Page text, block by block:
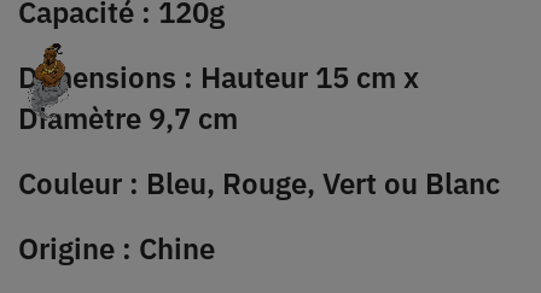
Capacité : 120g
Dimensions : Hauteur 15 cm x
Diamètre 9,7 cm
Couleur : Bleu, Rouge, Vert ou Blanc
Origine : Chine